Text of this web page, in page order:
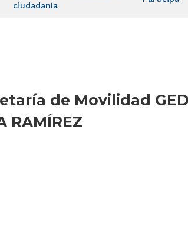
ciudadanía
de Movilidad
RAMÍREZ